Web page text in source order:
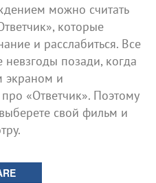
можно считать
которые
и расслабиться. Все
позади, когда
экраном и
«Ответчик». Поэтому
свой фильм и